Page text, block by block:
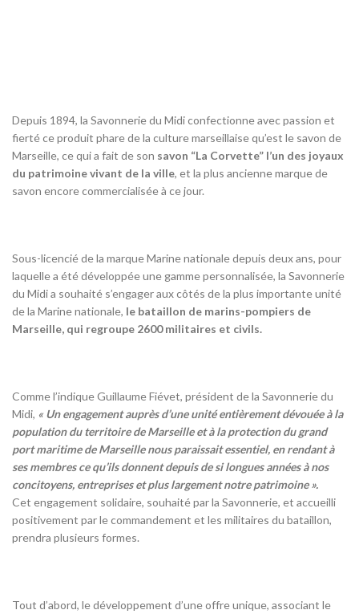
Depuis 1894, la Savonnerie du Midi confectionne avec passion et
fierté ce produit phare de la culture marseillaise qu’est le savon de
Marseille, ce qui a fait de son savon “La Corvette” l’un des joyaux
du patrimoine vivant de la ville, et la plus ancienne marque de
savon encore commercialisée à ce jour.
Sous-licencié de la marque Marine nationale depuis deux ans, pour
laquelle a été développée une gamme personnalisée, la Savonnerie
du Midi a souhaité s’engager aux côtés de la plus importante unité
de la Marine nationale, le bataillon de marins-pompiers de
Marseille, qui regroupe 2600 militaires et civils.
Comme l’indique Guillaume Fiévet, président de la Savonnerie du
Midi, « Un engagement auprès d’une unité entièrement dévouée à la
population du territoire de Marseille et à la protection du grand
port maritime de Marseille nous paraissait essentiel, en rendant à
ses membres ce qu’ils donnent depuis de si longues années à nos
concitoyens, entreprises et plus largement notre patrimoine ».
Cet engagement solidaire, souhaité par la Savonnerie, et accueilli
positivement par le commandement et les militaires du bataillon,
prendra plusieurs formes.
Tout d’abord, le développement d’une offre unique, associant le